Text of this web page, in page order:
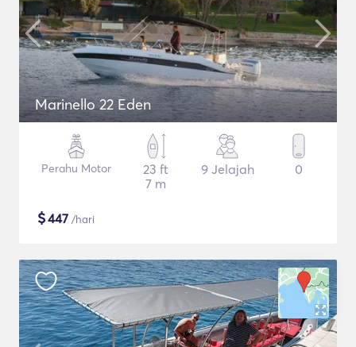
Marinello 22 Eden
Perahu Motor
23 ft
7 m
9 Jelajah 0
$447 /hari